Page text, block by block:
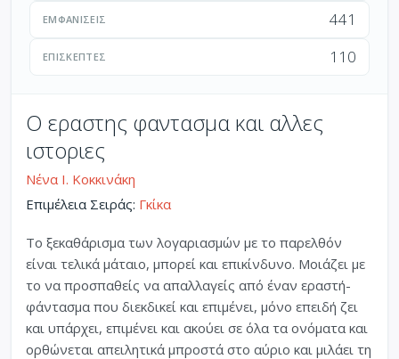
ΕΜΦΑΝΊΣΕΙΣ 441
ΕΠΙΣΚΈΠΤΕΣ 110
Ο εραστης φαντασμα και αλλες
ιστοριες
Νένα Ι. Κοκκινάκη
Επιμέλεια Σειράς: Γκίκα
Το ξεκαθάρισμα των λογαριασμών με το παρελθόν
είναι τελικά μάταιο, μπορεί και επικίνδυνο. Μοιάζει με
το να προσπαθείς να απαλλαγείς από έναν εραστή-
φάντασμα που διεκδικεί και επιμένει, μόνο επειδή ζει
και υπάρχει, επιμένει και ακούει σε όλα τα ονόματα και
ορθώνεται απειλητικά μπροστά στο αύριο και μιλάει τη